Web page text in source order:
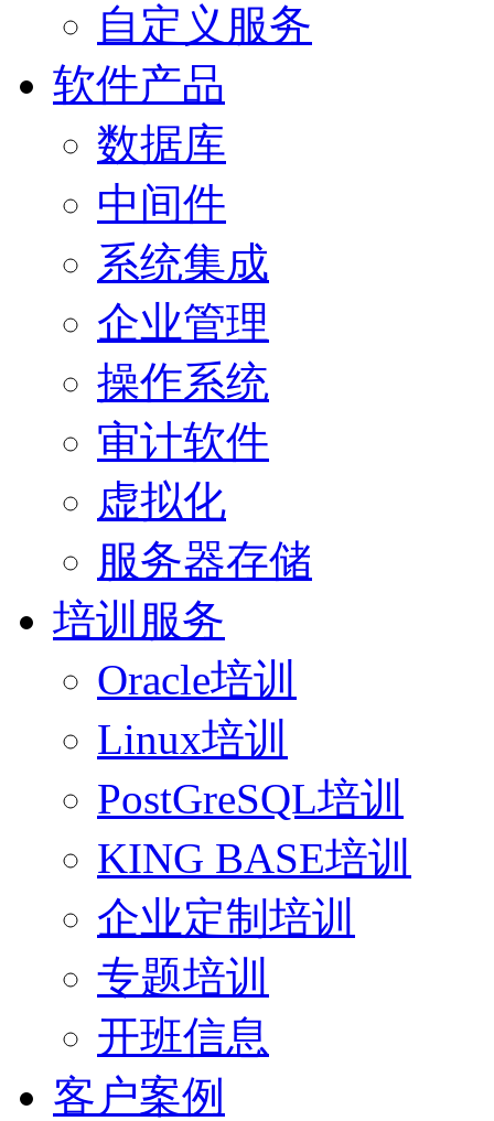
自定义服务
软件产品
数据库
中间件
系统集成
企业管理
操作系统
审计软件
虚拟化
服务器存储
培训服务
Oracle培训
Linux培训
PostGreSQL培训
KING BASE培训
企业定制培训
专题培训
开班信息
客户案例